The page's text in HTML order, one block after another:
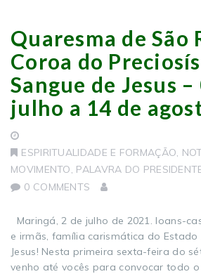
Quaresma de São
Coroa do
Sangue de Jesus –
julho a 14 de
ESPIRITUALIDADE E FORMAÇÃO,
MOVIMENTO, PALAVRA DO
0 COMMENTS
Maringá, 2 de julho de 2021. loans-
e irmãs, família carismática do
Jesus! Nesta primeira sexta-feira do
venho até vocês para convocar todo o